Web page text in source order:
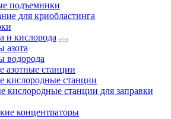
подъемники
для криобластинга
и кислорода
азота
водорода
азотные станции
кислородные станции
кислородные станции для заправки
концентраторы